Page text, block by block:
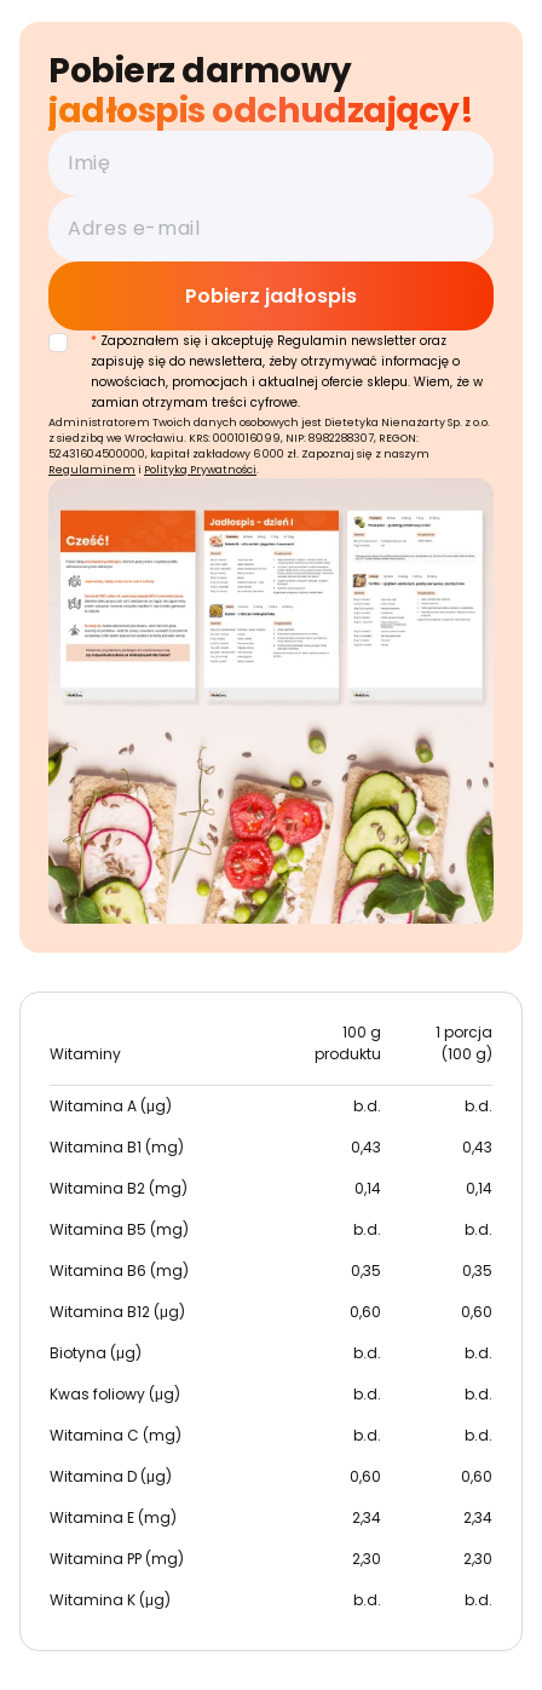
Pobierz darmowy
jadłospis odchudzający!
* Zapoznałem się i akceptuję Regulamin newsletter oraz
zapisuję się do newslettera, żeby otrzymywać informację o
nowościach, promocjach i aktualnej ofercie sklepu. Wiem, że w
zamian otrzymam treści cyfrowe.
Administratorem Twoich danych osobowych jest Dietetyka Nienażarty Sp. z o.o.
z siedzibą we Wrocławiu. KRS: 0001016099, NIP: 8982288307, REGON:
52431604500000, kapitał zakładowy 6 000 zł. Zapoznaj się z naszym
Regulaminem i Polityką Prywatności.
Witaminy
100 g
produktu
1 porcja
(100 g)
Witamina A (μg) b.d.
b.d.
Witamina B1 (mg)
0,43
0,43
Witamina B2 (mg)
0,14
0,14
Witamina B5 (mg)
b.d.
b.d.
Witamina B6 (mg)
0,35
0,35
Witamina B12 (μg)
0,60
0,60
Biotyna (μg)
b.d.
b.d.
Kwas foliowy (μg)
b.d.
b.d.
Witamina C (mg)
b.d.
b.d.
Witamina D (μg)
0,60
0,60
Witamina E (mg)
2,34
2,34
Witamina PP (mg)
2,30
2,30
Witamina K (μg)
b.d. b.d.